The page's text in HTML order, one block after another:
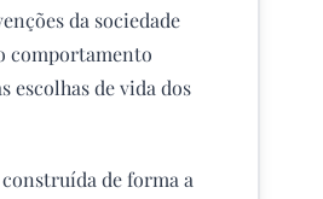
da sociedade
comportamento
escolhas de vida dos
de forma a